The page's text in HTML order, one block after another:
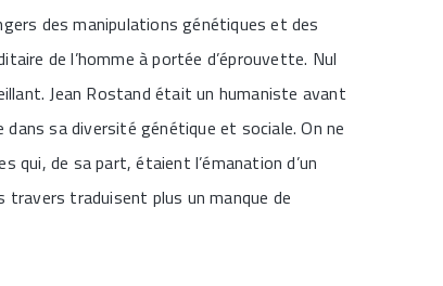
des manipulations génétiques et des
de l’homme à portée d’éprouvette. Nul
Jean Rostand était un humaniste avant
sa diversité génétique et sociale. On ne
qui, de sa part, étaient l’émanation d’un
traduisent plus un manque de